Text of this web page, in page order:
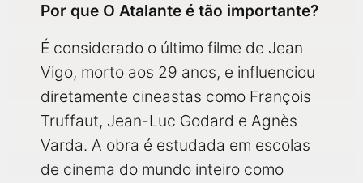
Por que O Atalante é tão importante?
É considerado o último filme de Jean
Vigo, morto aos 29 anos, e influenciou
diretamente cineastas como François
Truffaut, Jean-Luc Godard e Agnès
Varda. A obra é estudada em escolas
de cinema do mundo inteiro como